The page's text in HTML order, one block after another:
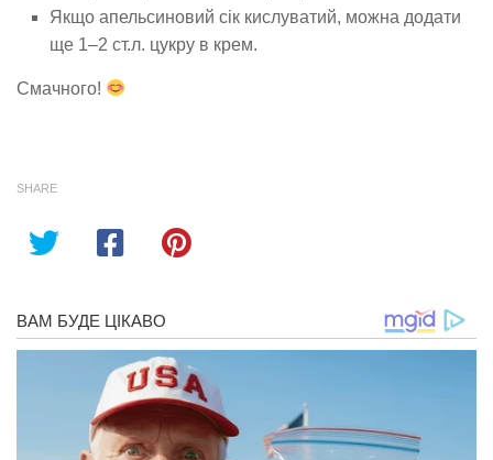
Якщо апельсиновий сік кислуватий, можна додати
ще 1–2 ст.л. цукру в крем.
Смачного!
SHARE